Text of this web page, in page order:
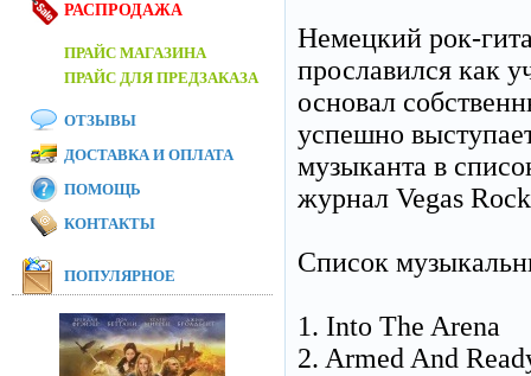
Немецкий рок-
прославился как
основал
успешно
музыканта в
журнал Vegas
Список
1. Into The Arena
2. Armed And
РАСПРОДАЖА
ПРАЙС МАГАЗИНА
ПРАЙС ДЛЯ ПРЕДЗАКАЗА
ОТЗЫВЫ
ДОСТАВКА И ОПЛАТА
ПОМОЩЬ
КОНТАКТЫ
ПОПУЛЯРНОЕ